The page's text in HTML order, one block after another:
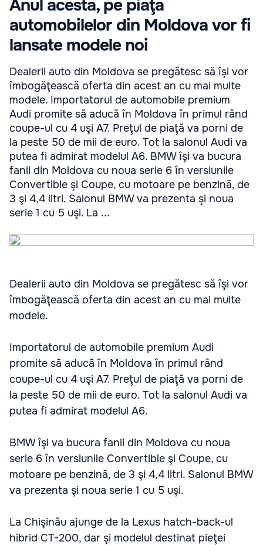
Anul acesta, pe piaţa
automobilelor din Moldova vor fi
lansate modele noi
Dealerii auto din Moldova se pregătesc să îşi vor
îmbogăţească oferta din acest an cu mai multe
modele. Importatorul de automobile premium
Audi promite să aducă în Moldova în primul rând
coupe-ul cu 4 uşi A7. Preţul de piaţă va porni de
la peste 50 de mii de euro. Tot la salonul Audi va
putea fi admirat modelul A6. BMW îşi va bucura
fanii din Moldova cu noua serie 6 în versiunile
Convertible şi Coupe, cu motoare pe benzină, de
3 şi 4,4 litri. Salonul BMW va prezenta şi noua
serie 1 cu 5 uşi. La ...
Dealerii auto din Moldova se pregătesc să îşi vor
îmbogăţească oferta din acest an cu mai multe
modele.
Importatorul de automobile premium Audi
promite să aducă în Moldova în primul rând
coupe-ul cu 4 uşi A7. Preţul de piaţă va porni de
la peste 50 de mii de euro. Tot la salonul Audi va
putea fi admirat modelul A6.
BMW îşi va bucura fanii din Moldova cu noua
serie 6 în versiunile Convertible şi Coupe, cu
motoare pe benzină, de 3 şi 4,4 litri. Salonul BMW
va prezenta şi noua serie 1 cu 5 uşi.
La Chişinău ajunge de la Lexus hatch-back-ul
hibrid CT-200, dar şi modelul destinat pieţei